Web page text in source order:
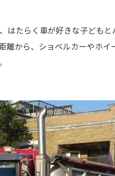
はたらく車が好きな子ども
離から、ショベルカーやホ